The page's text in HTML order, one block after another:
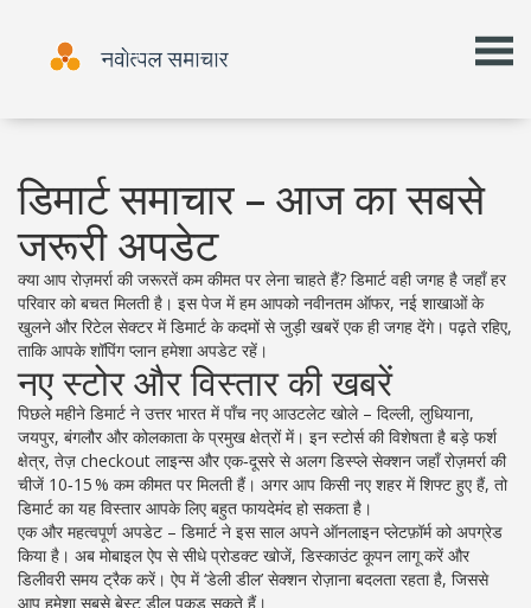
डिमार्ट समाचार – आज का सबसे
जरूरी अपडेट
क्या आप रोज़मर्रा की जरूरतें कम कीमत पर लेना चाहते हैं? डिमार्ट वही जगह है जहाँ हर
परिवार को बचत मिलती है। इस पेज में हम आपको नवीनतम ऑफर, नई शाखाओं के
खुलने और रिटेल सेक्टर में डिमार्ट के कदमों से जुड़ी खबरें एक ही जगह देंगे। पढ़ते रहिए,
ताकि आपके शॉपिंग प्लान हमेशा अपडेट रहें।
नए स्टोर और विस्तार की खबरें
पिछले महीने डिमार्ट ने उत्तर भारत में पाँच नए आउटलेट खोले – दिल्ली, लुधियाना,
जयपुर, बंगलौर और कोलकाता के प्रमुख क्षेत्रों में। इन स्टोर्स की विशेषता है बड़े फर्श
क्षेत्र, तेज़ checkout लाइन्स और एक‑दूसरे से अलग डिस्प्ले सेक्शन जहाँ रोज़मर्रा की
चीजें 10‑15 % कम कीमत पर मिलती हैं। अगर आप किसी नए शहर में शिफ्ट हुए हैं, तो
डिमार्ट का यह विस्तार आपके लिए बहुत फायदेमंद हो सकता है।
एक और महत्वपूर्ण अपडेट – डिमार्ट ने इस साल अपने ऑनलाइन प्लेटफ़ॉर्म को अपग्रेड
किया है। अब मोबाइल ऐप से सीधे प्रोडक्ट खोजें, डिस्काउंट कूपन लागू करें और
डिलीवरी समय ट्रैक करें। ऐप में ‘डेली डील’ सेक्शन रोज़ाना बदलता रहता है, जिससे
आप हमेशा सबसे बेस्ट डील पकड़ सकते हैं।